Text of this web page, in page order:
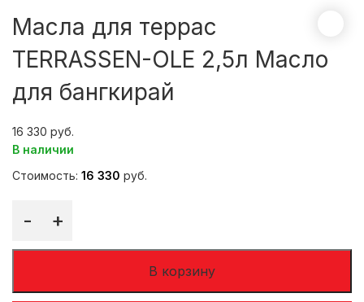
Масла для террас
TERRASSEN-OLE 2,5л Масло
для бангкирай
16 330
В наличии
Стоимость: 16 330 руб.
+
-
В корзину